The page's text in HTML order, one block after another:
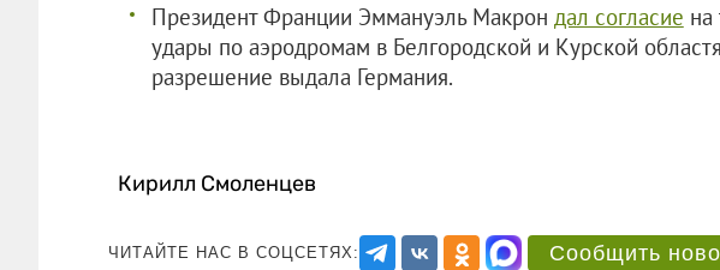
Президент Франции Эммануэль Макрон дал согласие на
удары по аэродромам в Белгородской и Курской
разрешение выдала Германия.
Кирилл Смоленцев
ЧИТАЙТЕ НАС В СОЦСЕТЯХ: Сообщить